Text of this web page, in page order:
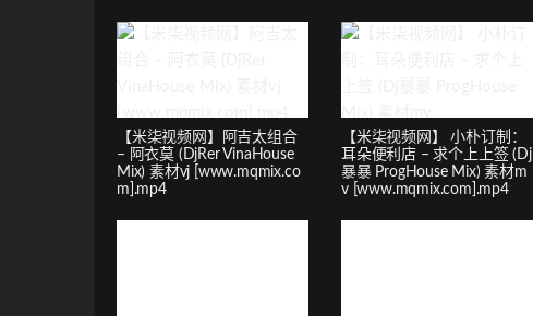
【米柒视频网】阿吉太组合
– 阿衣莫 (DjRer VinaHouse
Mix) 素材vj [www.mqmix.co
m].mp4
【米柒视频网】 小朴订制：
耳朵便利店 – 求个上上签 (Dj
暴暴 ProgHouse Mix) 素材m
v [www.mqmix.com].mp4